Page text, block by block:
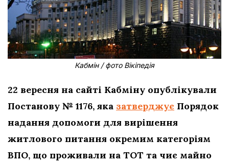
Кабмін / фото Вікіпедія
22 вересня на сайті Кабміну опублікували
Постанову № 1176, яка затверджує Порядок
надання допомоги для вирішення
житлового питання окремим категоріям
ВПО, що проживали на ТОТ та чиє майно